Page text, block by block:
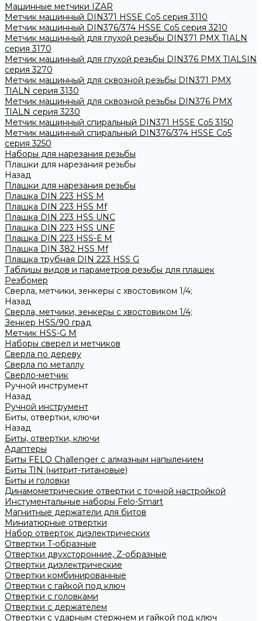
Машинные метчики IZAR
Метчик машинный DIN371 HSSE Co5 серия 3110
Метчик машинный DIN376/374 HSSE Co5 серия 3210
Метчик машинный для глухой резьбы DIN371 PMX TIALN
серия 3170
Метчик машинный для глухой резьбы DIN376 PMX TIALSIN
серия 3270
Метчик машинный для сквозной резьбы DIN371 PMX
TIALN серия 3130
Метчик машинный для сквозной резьбы DIN376 PMX
TIALN серия 3230
Метчик машинный спиральный DIN371 HSSE Co5 3150
Метчик машинный спиральный DIN376/374 HSSE Co5
серия 3250
Наборы для нарезания резьбы
Плашки для нарезания резьбы
Назад
Плашки для нарезания резьбы
Плашка DIN 223 HSS M
Плашка DIN 223 HSS Mf
Плашка DIN 223 HSS UNC
Плашка DIN 223 HSS UNF
Плашка DIN 223 HSS-Е M
Плашка DIN 382 HSS Mf
Плашка трубная DIN 223 HSS G
Таблицы видов и параметров резьбы для плашек
Резбомер
Сверла, метчики, зенкеры с хвостовиком 1/4;
Назад
Сверла, метчики, зенкеры с хвостовиком 1/4;
Зенкер HSS/90 град
Метчик HSS-G М
Наборы сверел и метчиков
Сверла по дереву
Сверла по металлу
Сверло-метчик
Ручной инструмент
Назад
Ручной инструмент
Биты, отвертки, ключи
Назад
Биты, отвертки, ключи
Адаптеры
Биты FELO Challenger с алмазным напылением
Биты TIN (нитрит-титановые)
Биты и головки
Динамометрические отвертки с точной настройкой
Инстументальные наборы Felo-Smart
Магнитные держатели для битов
Миниатюрные отвертки
Набор отверток диэлектрических
Отвертки T-образные
Отвертки двухсторонние, Z-образные
Отвертки диэлектрические
Отвертки комбинированные
Отвертки с гайкой под ключ
Отвертки с головками
Отвертки с держателем
Отвертки с ударным стержнем и гайкой под ключ